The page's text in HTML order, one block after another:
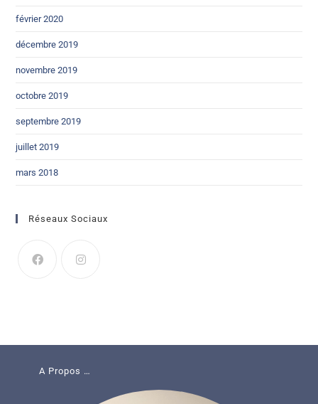
février 2020
décembre 2019
novembre 2019
octobre 2019
septembre 2019
juillet 2019
mars 2018
Réseaux Sociaux
A Propos …